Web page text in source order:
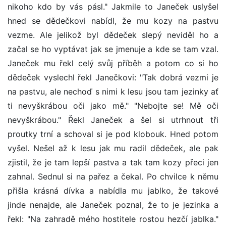
nikoho kdo by vás pásl." Jakmile to Janeček uslyšel
hned se dědečkovi nabídl, že mu kozy na pastvu
vezme. Ale jelikož byl dědeček slepý neviděl ho a
začal se ho vyptávat jak se jmenuje a kde se tam vzal.
Janeček mu řekl celý svůj příběh a potom co si ho
dědeček vyslechl řekl Janečkovi: "Tak dobrá vezmi je
na pastvu, ale nechoď s nimi k lesu jsou tam jezinky ať
ti nevyškrábou oči jako mě." "Nebojte se! Mě oči
nevyškrábou." Řekl Janeček a šel si utrhnout tři
proutky trní a schoval si je pod klobouk. Hned potom
vyšel. Nešel až k lesu jak mu radil dědeček, ale pak
zjistil, že je tam lepší pastva a tak tam kozy přeci jen
zahnal. Sednul si na pařez a čekal. Po chvilce k němu
přišla krásná dívka a nabídla mu jablko, že takové
jinde nenajde, ale Janeček poznal, že to je jezinka a
řekl: "Na zahradě mého hostitele rostou hezčí jablka."